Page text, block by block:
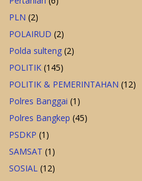
PLN (2)
POLAIRUD (2)
Polda sulteng (2)
POLITIK (145)
POLITIK & PEMERINTAHAN (12)
Polres Banggai (1)
Polres Bangkep (45)
PSDKP (1)
SAMSAT (1)
SOSIAL (12)